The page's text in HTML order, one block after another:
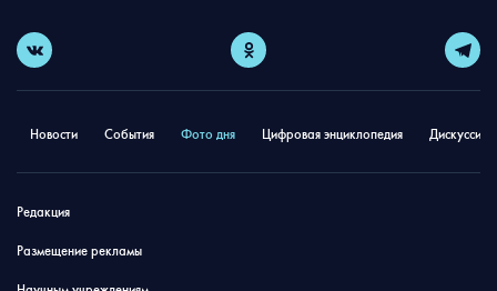
Новости События Фото дня Цифровая энциклопедия
Редакция
Размещение рекламы